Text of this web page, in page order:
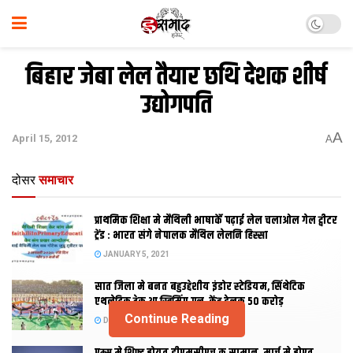
बिहार जेबा लेल तैयार छथि देशक शीर्ष
उद्योगपति
April 15, 2012 AA
दोसर समाचार
प्राथमिक शि‍क्षा मे मैथि‍ली भाषाकेँ पढ़ाई लेल चलाओल गेल ट्वीटर
ट्रेंड : भारत संगे नेपालक मैथिल लेलनि हिस्सा
JANUARY 5, 2021
सात जिला मे बनत बहुउद्देशीय इंडोर स्‍टेडि‍यम, सिंथेटिक
एथलेटिक ट्रेक आ स्विमिंग पुल, केंद्र देलक 50 करोड़
DECEMBER 26, 2020
Continue Reading